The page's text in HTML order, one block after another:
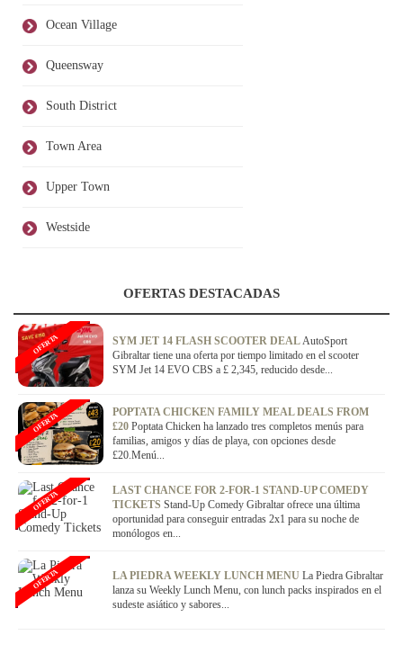
Ocean Village
Queensway
South District
Town Area
Upper Town
Westside
OFERTAS DESTACADAS
SYM JET 14 FLASH SCOOTER DEALAutoSport
Gibraltar tiene una oferta por tiempo limitado en el scooter
SYM Jet 14 EVO CBS a £ 2,345, reducido desde...
OFERTA
POPTATA CHICKEN FAMILY MEAL DEALS FROM
£20 Poptata Chicken ha lanzado tres completos menús para
familias, amigos y días de playa, con opciones desde
£20.Menú...
OFERTA
LAST CHANCE FOR 2-FOR-1 STAND-UP COMEDY
TICKETS Stand-Up Comedy Gibraltar ofrece una última
oportunidad para conseguir entradas 2x1 para su noche de
monólogos en...
OFERTA
LA PIEDRA WEEKLY LUNCH MENU La Piedra Gibraltar
lanza su Weekly Lunch Menu, con lunch packs inspirados en el
sudeste asiático y sabores...
OFERTA